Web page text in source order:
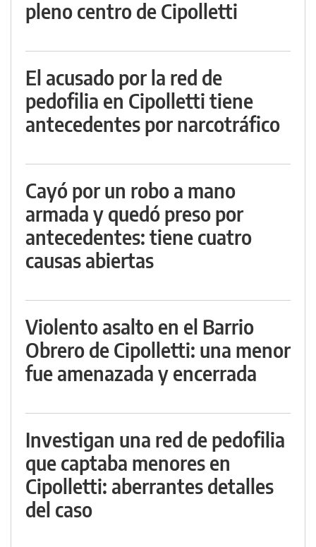
pleno centro de Cipolletti
El acusado por la red de
pedofilia en Cipolletti tiene
antecedentes por narcotráfico
Cayó por un robo a mano
armada y quedó preso por
antecedentes: tiene cuatro
causas abiertas
Violento asalto en el Barrio
Obrero de Cipolletti: una menor
fue amenazada y encerrada
Investigan una red de pedofilia
que captaba menores en
Cipolletti: aberrantes detalles
del caso